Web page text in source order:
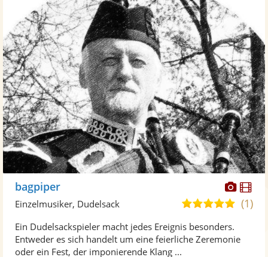
bagpiper
5,0(1)
Einzelmusiker, Dudelsack
Ein Dudelsackspieler macht jedes Ereignis besonders.
Entweder es sich handelt um eine feierliche Zeremonie
oder ein Fest, der imponierende Klang ...